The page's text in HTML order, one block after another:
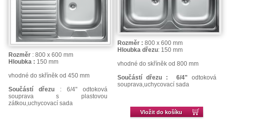
Rozměr : 800 x 600 mm
Hloubka : 150 mm
vhodné do skříněk od 450 mm
Součástí dřezu: 6/4" odtoková
souprava s plastovou
zátkou,uchycovací sada
Rozměr : 800 x 600 mm
Hloubka dřezu: 150 mm
vhodné do skříněk od 800 mm
Součástí dřezu : 6/4" odtoková
souprava,uchycovací sada
Vložit do košíku